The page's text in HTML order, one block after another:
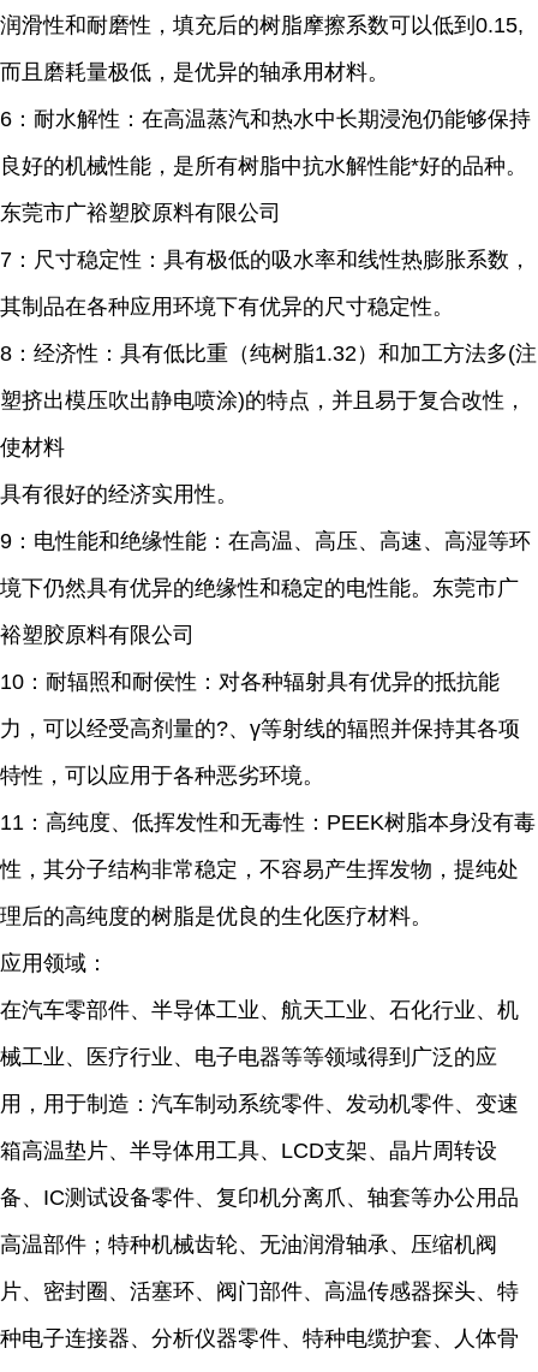
润滑性和耐磨性，填充后的树脂摩擦系数可以低到0.15,
而且磨耗量极低，是优异的轴承用材料。
6：耐水解性：在高温蒸汽和热水中长期浸泡仍能够保持
良好的机械性能，是所有树脂中抗水解性能*好的品种。
东莞市广裕塑胶原料有限公司
7：尺寸稳定性：具有极低的吸水率和线性热膨胀系数，
其制品在各种应用环境下有优异的尺寸稳定性。
8：经济性：具有低比重（纯树脂1.32）和加工方法多(注
塑挤出模压吹出静电喷涂)的特点，并且易于复合改性，
使材料
具有很好的经济实用性。
9：电性能和绝缘性能：在高温、高压、高速、高湿等环
境下仍然具有优异的绝缘性和稳定的电性能。东莞市广
裕塑胶原料有限公司
10：耐辐照和耐侯性：对各种辐射具有优异的抵抗能
力，可以经受高剂量的?、γ等射线的辐照并保持其各项
特性，可以应用于各种恶劣环境。
11：高纯度、低挥发性和无毒性：PEEK树脂本身没有毒
性，其分子结构非常稳定，不容易产生挥发物，提纯处
理后的高纯度的树脂是优良的生化医疗材料。
应用领域：
在汽车零部件、半导体工业、航天工业、石化行业、机
械工业、医疗行业、电子电器等等领域得到广泛的应
用，用于制造：汽车制动系统零件、发动机零件、变速
箱高温垫片、半导体用工具、LCD支架、晶片周转设
备、IC测试设备零件、复印机分离爪、轴套等办公用品
高温部件；特种机械齿轮、无油润滑轴承、压缩机阀
片、密封圈、活塞环、阀门部件、高温传感器探头、特
种电子连接器、分析仪器零件、特种电缆护套、人体骨